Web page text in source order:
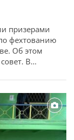
призерами
фехтованию
Об этом
В
Александрию
Наши